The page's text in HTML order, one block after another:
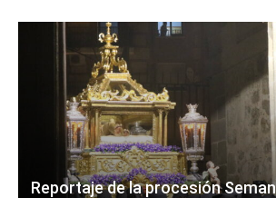
Reportaje de la procesión